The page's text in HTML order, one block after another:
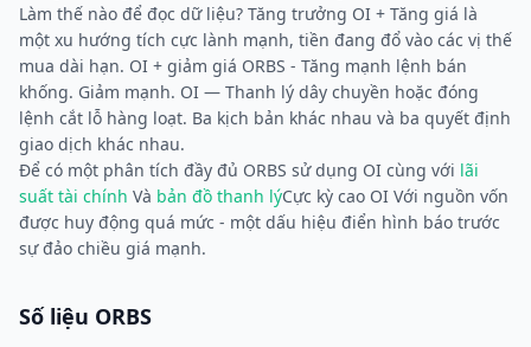
Làm thế nào để đọc dữ liệu? Tăng trưởng OI + Tăng giá là
một xu hướng tích cực lành mạnh, tiền đang đổ vào các vị thế
mua dài hạn. OI + giảm giá ORBS - Tăng mạnh lệnh bán
khống. Giảm mạnh. OI — Thanh lý dây chuyền hoặc đóng
lệnh cắt lỗ hàng loạt. Ba kịch bản khác nhau và ba quyết định
giao dịch khác nhau.
Để có một phân tích đầy đủ ORBS sử dụng OI cùng với lãi
suất tài chính Và bản đồ thanh lýCực kỳ cao OI Với nguồn vốn
được huy động quá mức - một dấu hiệu điển hình báo trước
sự đảo chiều giá mạnh.
Số liệu ORBS